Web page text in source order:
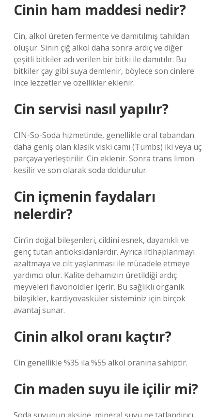
Cinin ham maddesi nedir?
Cin, alkol üreten fermente ve damıtılmış tahıldan
oluşur. Sinin çiğ alkol daha sonra ardıç ve diğer
çeşitli bitkiler adı verilen bir bitki ile damıtılır. Bu
bitkiler çay gibi suya demlenir, böylece son cinlere
ince lezzetler ve özellikler eklenir.
Cin servisi nasıl yapılır?
CIN-So-Soda hizmetinde, genellikle oral tabandan
daha geniş olan klasik viski camı (Tumbs) iki veya üç
parçaya yerleştirilir. Cin eklenir. Sonra trans limon
kesilir ve son olarak soda doldurulur.
Cin içmenin faydaları
nelerdir?
Cin’in doğal bileşenleri, cildini esnek, dayanıklı ve
genç tutan antioksidanlardır. Ayrıca iltihaplanmayı
azaltmaya ve cilt yaşlanması ile mücadele etmeye
yardımcı olur. Kalite dehamızın üretildiği ardıç
meyveleri flavonoidler içerir. Bu sağlıklı organik
bileşikler, kardiyovasküler sisteminiz için birçok
avantaj sunar.
Cinin alkol oranı kaçtır?
Cin genellikle %35 ila %55 alkol oranına sahiptir.
Cin maden suyu ile içilir mi?